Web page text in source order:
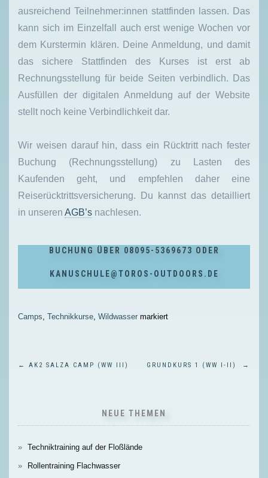
ausreichend Teilnehmer:innen stattfinden lassen. Das
kann sich im Einzelfall auch erst wenige Wochen vor
dem Kurstermin klären. Deine Anmeldung, und damit
das sichere Stattfinden des Kurses ist erst ab
Rechnungsstellung für beide Seiten verbindlich. Das
Ausfüllen der digitalen Anmeldung auf der Website
stellt noch keine Verbindlichkeit dar.
Wir weisen darauf hin, dass ein Rücktritt nach fester
Buchung (Rechnungsstellung) zu Lasten des
Kaufenden geht, und empfehlen daher eine
Reiserücktrittsversicherung. Du kannst das detailliert
in unseren AGB’s nachlesen.
BUCHUNG ÜBER 08095-5369673 ODER
KANUSCHULE@TOROS-OUTDOORS.DE
Camps, Technikkurse, Wildwasser markiert
BEITRAGSNAVIGATION
← AK2 SALZA CAMP (WW III) GRUNDKURS 1 (WW I-II) →
NEUE THEMEN
Techniktraining auf der Floßlände
Rollentraining Flachwasser